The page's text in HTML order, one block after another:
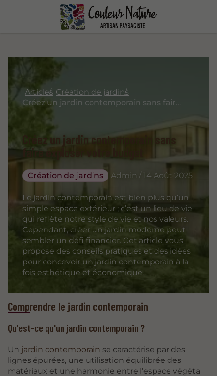
Articles Création de jardins
Créez un jardin contemporain sans
faire exploser votre budget
Création de jardins Admin / 14 Août 2025
Le jardin contemporain est bien plus qu’un
simple espace extérieur ; c’est un lieu de vie
qui reflète notre style de vie et nos valeurs.
Cependant, créer un jardin moderne peut
sembler un défi financier. Cet article vous
propose des conseils pratiques et des idées
pour concevoir un jardin contemporain à la
fois esthétique et économique.
Comprendre le jardin contemporain
Qu'est-ce qu'un jardin contemporain ?
Un jardin contemporain se caractérise par des
lignes épurées, une utilisation équilibrée des
matériaux et une harmonie entre l’espace végétal